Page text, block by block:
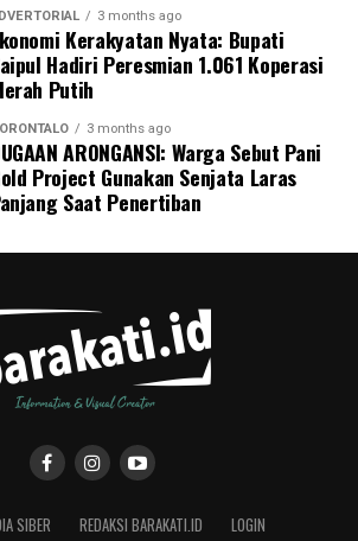
3 months ago
Kerakyatan Nyata: Bupati
Hadiri Peresmian 1.061 Koperasi
Putih
3 months ago
ARONGANSI: Warga Sebut Pani
Project Gunakan Senjata Laras
Saat Penertiban
SIBER REDAKSI BARAKATI.ID LOGIN